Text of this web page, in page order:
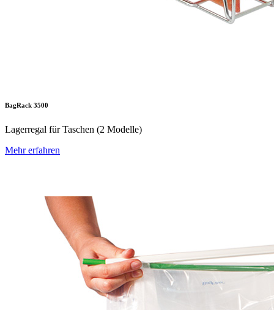
BagRack 3500
Lagerregal für Taschen (2 Modelle)
Mehr erfahren